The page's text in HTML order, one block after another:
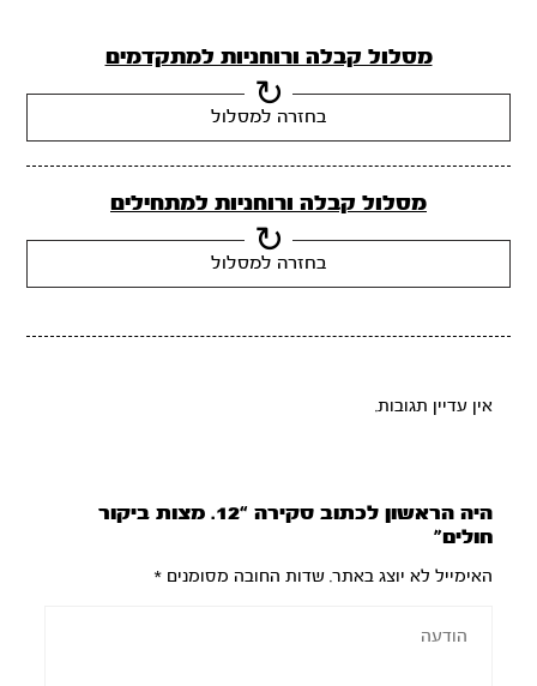
מסלול קבלה ורוחניות למתקדמים
בחזרה למסלול
מסלול קבלה ורוחניות למתחילים
בחזרה למסלול
אין עדיין תגובות.
היה הראשון לכתוב סקירה “12. מצות ביקור
חולים”
האימייל לא יוצג באתר. שדות החובה מסומנים*